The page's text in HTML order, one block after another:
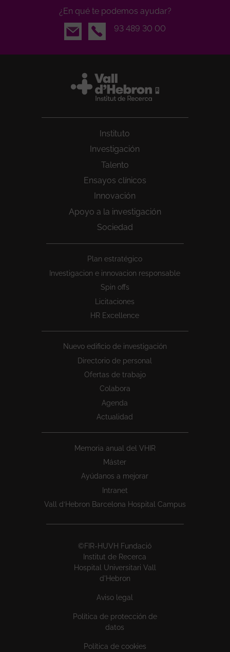
¿En qué te podemos ayudar?
Email
93 489 30 00
Instituto
Investigación
Talento
Ensayos clínicos
Innovación
Apoyo a la investigación
Sociedad
Plan estratégico
Investigacion e innovacion responsable
Spin offs
Licitaciones
HR Excellence
Nuevo edificio de investigación
Directorio de personal
Ofertas de trabajo
Colabora
Agenda
Actualidad
Memoria anual del VHIR
Máster
Ayúdanos a mejorar
Intranet
Vall d’Hebron Barcelona Hospital Campus
©FIR-HUVH Fundació
Institut de Recerca
Hospital Universitari Vall
d'Hebron
Aviso legal
Política de protección de
datos
Política de cookies